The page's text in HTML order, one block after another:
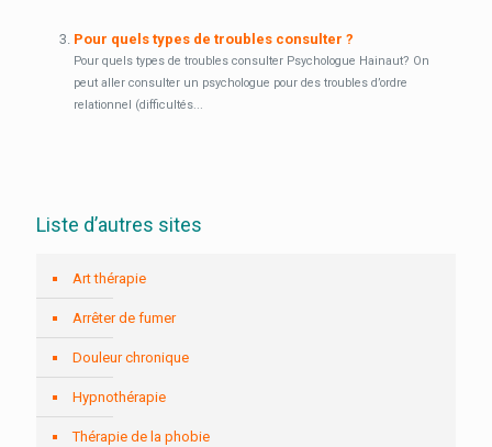
Pour quels types de troubles consulter ?
Pour quels types de troubles consulter Psychologue Hainaut? On
peut aller consulter un psychologue pour des troubles d’ordre
relationnel (difficultés...
Liste d’autres sites
Art thérapie
Arrêter de fumer
Douleur chronique
Hypnothérapie
Thérapie de la phobie